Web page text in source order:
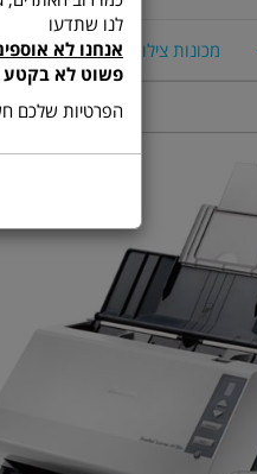
מכונות צילום סורקים
לנו שתדעו
אנחנו לא
פשוט לא בקטע
הפרטיות שלכם